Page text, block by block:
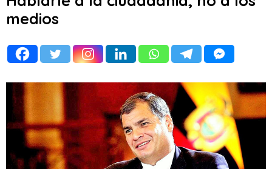
medios